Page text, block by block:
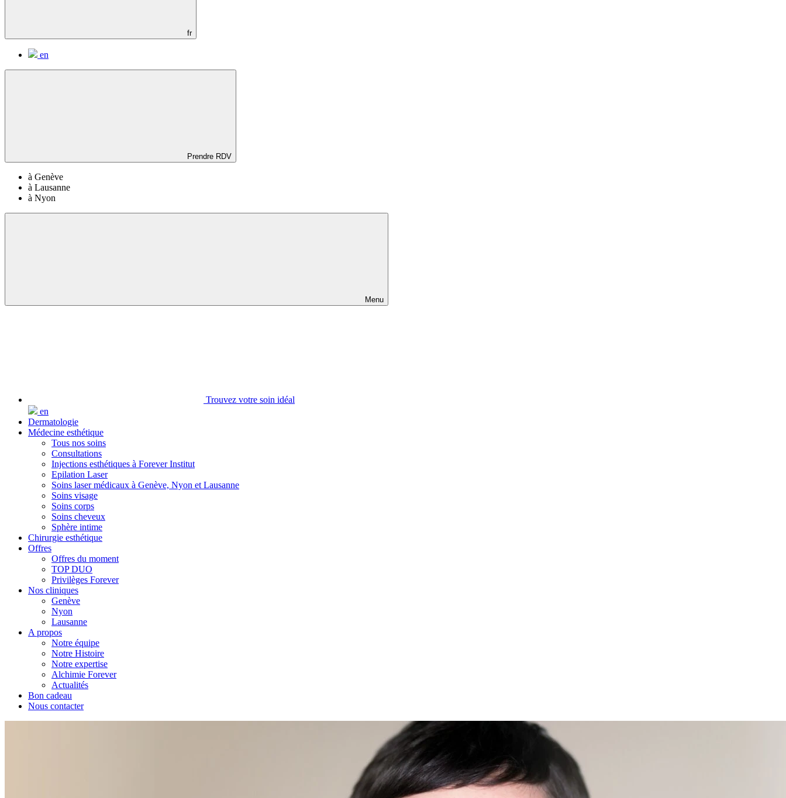
fr
en
Prendre RDV
à Genève
à Lausanne
à Nyon
Menu
Trouvez votre soin idéal
en
Dermatologie
Médecine esthétique
Tous nos soins
Consultations
Injections esthétiques à Forever Institut
Epilation Laser
Soins laser médicaux à Genève, Nyon et Lausanne
Soins visage
Soins corps
Soins cheveux
Sphère intime
Chirurgie esthétique
Offres
Offres du moment
TOP DUO
Privilèges Forever
Nos cliniques
Genève
Nyon
Lausanne
A propos
Notre équipe
Notre Histoire
Notre expertise
Alchimie Forever
Actualités
Bon cadeau
Nous contacter